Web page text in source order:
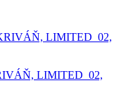
LIMITED_02,